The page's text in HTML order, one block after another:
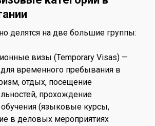
делятся на две большие группы:
визы (Temporary Visas) —
временного пребывания в
отдых, посещение
прохождение
обучения (языковые курсы,
в деловых мероприятиях